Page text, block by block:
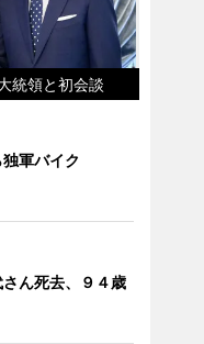
統領と初会談
軍バイク
ん死去、９４歳